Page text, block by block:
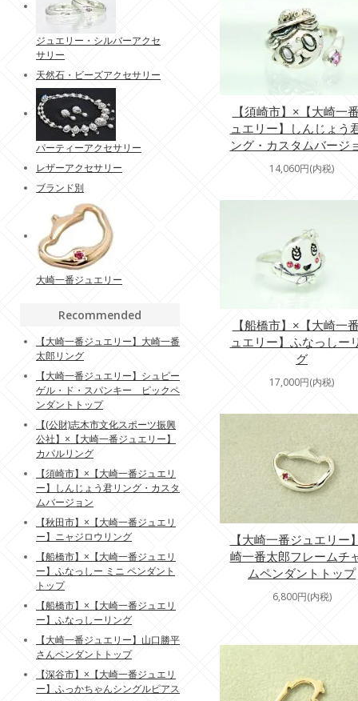
【須崎市】×【大崎一
ュエリー】しんじょう
ング・カスタムバージ
14,060円(内税)
【船橋市】×【大崎一
ュエリー】ふなっしー
グ
17,000円(内税)
【大崎一番ジュエリー
崎一番太郎フレームチ
ムペンダントトップ
6,800円(内税)
ジュエリー・シルバーアクセ
サリー
天然石・ビーズアクセサリー
パーティーアクセサリー
レザーアクセサリー
ブランド別
大崎一番ジュエリー
Recommended
【大崎一番ジュエリー】大崎一番
太郎リング
【大崎一番ジュエリー】シュピー
ゲル・ド・スパンキー ピックペ
ンダントトップ
【(公財)志木市文化スポーツ振興
公社】×【大崎一番ジュエリー】
カパルリング
【須崎市】×【大崎一番ジュエリ
ー】しんじょう君リング・カスタ
ムバージョン
【秋田市】×【大崎一番ジュエリ
ー】ニャジロウリング
【船橋市】×【大崎一番ジュエリ
ー】ふなっしー ミニ ペンダント
トップ
【船橋市】×【大崎一番ジュエリ
ー】ふなっしーリング
【大崎一番ジュエリー】山口勝平
さんペンダントトップ
【深谷市】×【大崎一番ジュエリ
ー】ふっかちゃんシングルピアス